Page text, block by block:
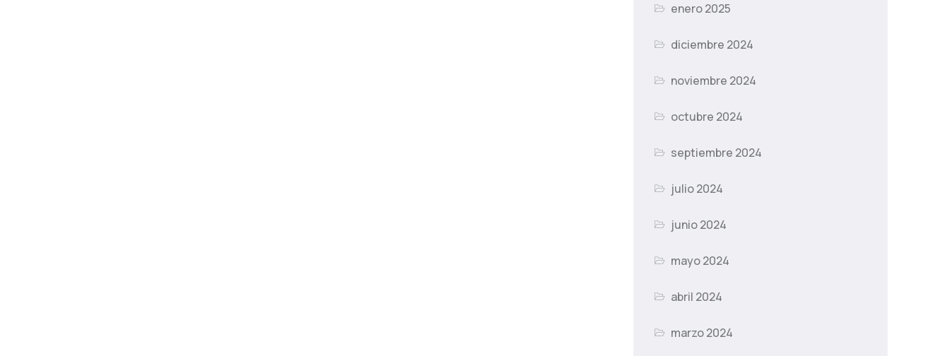
enero 2025
diciembre 2024
noviembre 2024
octubre 2024
septiembre 2024
julio 2024
junio 2024
mayo 2024
abril 2024
marzo 2024